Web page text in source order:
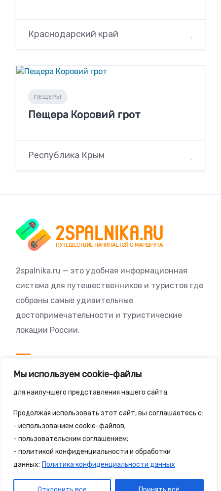
Мы используем cookie-файлы
для наилучшего представления нашего сайта.
Продолжая использовать этот сайт, вы соглашаетесь с:
- использованием cookie-файлов;
- пользовательским соглашением;
- политикой конфиденциальности и обработки
данных; Политика конфиденциальности данных
Краснодарский край
ПЕЩЕРЫ
Пещера Коровий грот
Республика Крым
2spalnika.ru — это удобная информационная
система для путешественников и туристов где
собраны самые удивительные
достопримечательности и туристические
локации России.
© 2025 - 2spalnika.ru Все права защищены.